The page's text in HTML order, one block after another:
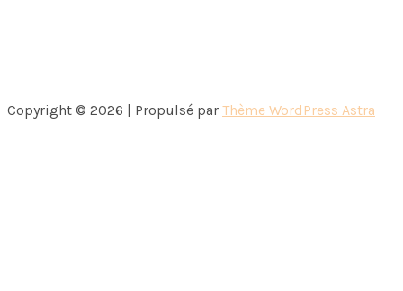
Copyright © 2026 | Propulsé par Thème WordPress Astra